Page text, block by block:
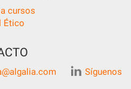
cursos
Ético
Síguenos